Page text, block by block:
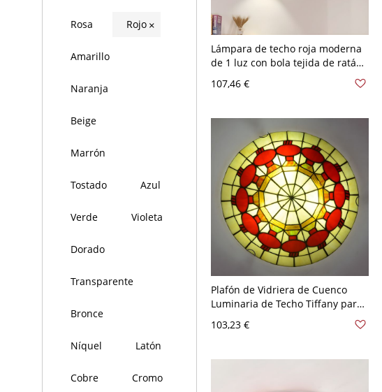
Rosa Rojo ×
Amarillo
Naranja
Beige
Marrón
Tostado Azul
Verde Violeta
Dorado
Transparente
Bronce
Níquel Latón
Cobre Cromo
Lámpara de techo roja moderna
de 1 luz con bola tejida de ratán
y base de madera para baño, 6"
de diámetro
107,46 €
Plafón de Vidriera de Cuenco
Luminaria de Techo Tiffany para
30,48 cm
103,23 €